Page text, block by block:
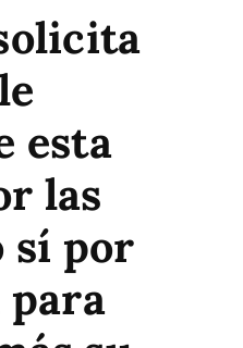
esta
las
sí por